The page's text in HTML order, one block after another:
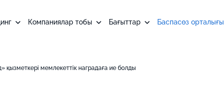
Компаниялар тобы Бағыттар Баспасөз орталығы
қызметкері мемлекеттік наградаға ие болды